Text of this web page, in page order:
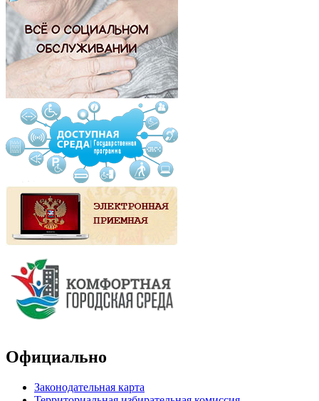
Официально
Законодательная карта